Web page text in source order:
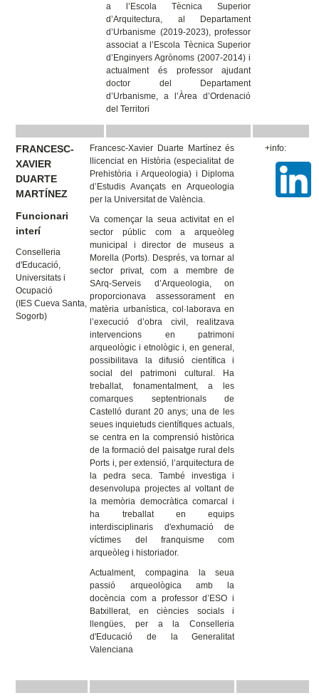
a l’Escola Tècnica Superior
d’Arquitectura, al Departament
d’Urbanisme (2019-2023), professor
associat a l’Escola Tècnica Superior
d’Enginyers Agrònoms (2007-2014) i
actualment és professor ajudant
doctor del Departament
d’Urbanisme, a l’Àrea d’Ordenació
del Territori
FRANCESC-
XAVIER
DUARTE
MARTÍNEZ
Funcionari
interí
Conselleria
d'Educació,
Universitats i
Ocupació
(IES Cueva Santa,
Sogorb)
Francesc-Xavier Duarte Martínez és
llicenciat en Història (especialitat de
Prehistòria i Arqueologia) i Diploma
d’Estudis Avançats en Arqueologia
per la Universitat de València.
Va començar la seua activitat en el
sector públic com a arqueòleg
municipal i director de museus a
Morella (Ports). Després, va tornar al
sector privat, com a membre de
SArq-Serveis d’Arqueologia, on
proporcionava assessorament en
matèria urbanística, col·laborava en
l’execució d’obra civil, realitzava
intervencions en patrimoni
arqueològic i etnològic i, en general,
possibilitava la difusió científica i
social del patrimoni cultural. Ha
treballat, fonamentalment, a les
comarques septentrionals de
Castelló durant 20 anys; una de les
seues inquietuds científiques actuals,
se centra en la comprensió històrica
de la formació del paisatge rural dels
Ports i, per extensió, l’arquitectura de
la pedra seca. També investiga i
desenvolupa projectes al voltant de
la memòria democràtica comarcal i
ha treballat en equips
interdisciplinaris d'exhumació de
víctimes del franquisme com
arqueòleg i historiador.
Actualment, compagina la seua
passió arqueològica amb la
docència com a professor d’ESO i
Batxillerat, en ciències socials i
llengües, per a la Conselleria
d'Educació de la Generalitat
Valenciana
+info: